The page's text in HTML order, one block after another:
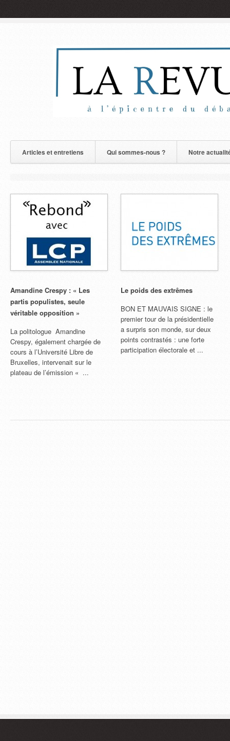
Articles et entretiens Qui sommes-nous ? Notre
Amandine Crespy : « Les
partis populistes, seule
véritable opposition »
La politologue Amandine
Crespy, également chargée de
cours à l’Université Libre de
Bruxelles, intervenait sur le
plateau de l’émission « ...
Le poids des extrêmes
BON ET MAUVAIS SIGNE : le
premier tour de la présidentielle
a surpris son monde, sur deux
points contrastés : une forte
participation électorale et ...